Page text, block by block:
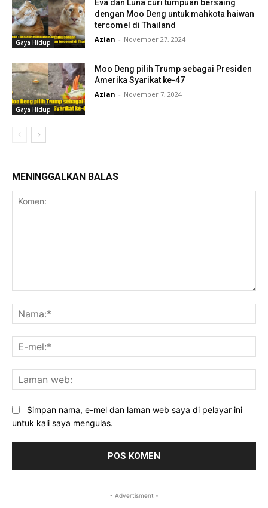
Gaya Hidup
Eva dan Luna curi tumpuan bersaing
dengan Moo Deng untuk mahkota haiwan
tercomel di Thailand
Azian - November 27, 2024
Gaya Hidup
Moo Deng pilih Trump sebagai Presiden
Amerika Syarikat ke-47
Azian - November 7, 2024
MENINGGALKAN BALAS
Simpan nama, e-mel dan laman web saya di pelayar ini
untuk kali saya mengulas.
- Advertisment -